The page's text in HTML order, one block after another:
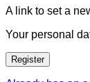
A link to set a
Your personal
Register